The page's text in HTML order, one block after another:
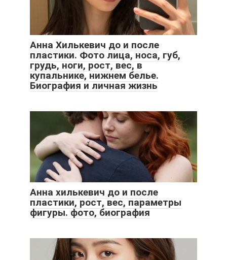
Анна Хилькевич до и после
пластики. Фото лица, носа, губ,
грудь, ноги, рост, вес, в
купальнике, нижнем белье.
Биография и личная жизнь
Анна хилькевич до и после
пластики, рост, вес, параметры
фигуры. фото, биография